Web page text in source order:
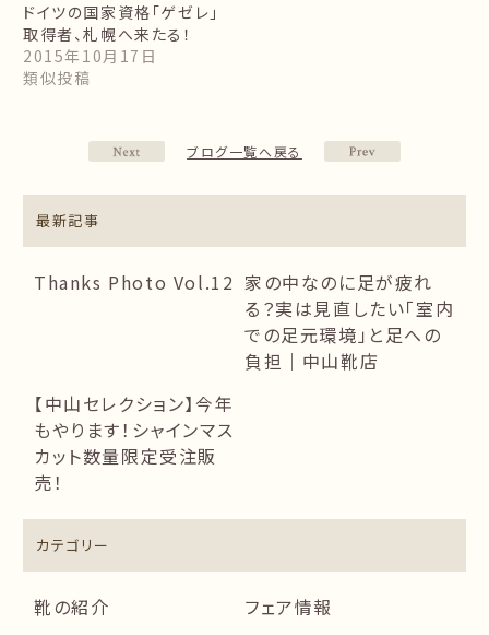
ドイツの国家資格「ゲゼレ」
取得者、札幌へ来たる！
2015年10月17日
類似投稿
ブログ一覧へ戻る
最新記事
Thanks Photo Vol.12 家の中なのに足が疲れ
る？実は見直したい「室内
での足元環境」と足への
負担｜中山靴店
【中山セレクション】今年
もやります！シャインマス
カット数量限定受注販
売！
カテゴリー
靴の紹介
フェア情報